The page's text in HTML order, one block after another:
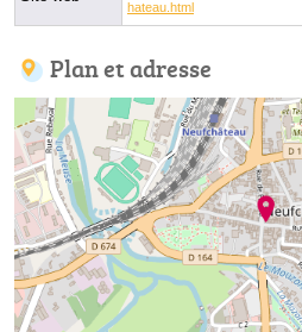
hateau.html
Plan et adresse